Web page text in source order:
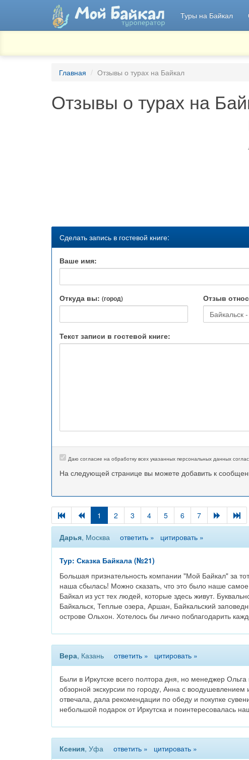
Туры на Байкал
Главная Отзывы о турах на Байкал
Отзывы о турах на
Сделать запись в гостевой книге:
Ваше имя:
Откуда вы: (город)
Отзыв
Байкальск
Текст записи в гостевой книге:
Даю согласие на обработку всех указанных персональных данных
На следующей странице вы можете добавить к
1 2 3 4 5 6 7
Дарья, Москва ответить » цитировать »
Тур: Сказка Байкала (№21)
Большая признательность компании "Мой Байкал" за
наша сбылась! Можно сказать, что это было наше
Байкал из уст тех людей, которые здесь живут.
Байкальск, Теплые озера, Аршан, Байкальский
острове Ольхон. Хотелось бы лично поблагодарить
Вера, Казань ответить » цитировать »
Были в Иркутске всего полтора дня, но менеджер
обзорной экскурсии по городу, Анна с
отвечала, дала рекомендации по обеду и покупке
небольшой подарок от Иркутска и поинтересовалась
Ксения, Уфа ответить » цитировать »